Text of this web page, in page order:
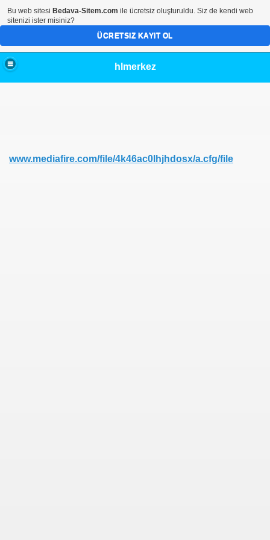
hlmerkez
www.mediafire.com/file/4k46ac0lhjhdosx/a.cfg/file
Bu web sitesi Bedava-Sitem.com ile ücretsiz oluşturuldu. Siz de kendi web
sitenizi ister misiniz?
ÜCRETSIZ KAYIT OL